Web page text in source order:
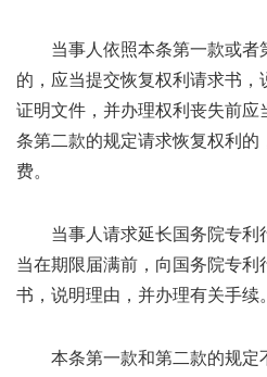
当事人依照本条第一款或者
的，应当提交恢复权利请求书
证明文件，并办理权利丧失前应
条第二款的规定请求恢复权利
费。
当事人请求延长国务院专
当在期限届满前，向国务院专
书，说明理由，并办理有关手续。
本条第一款和第二款的规定